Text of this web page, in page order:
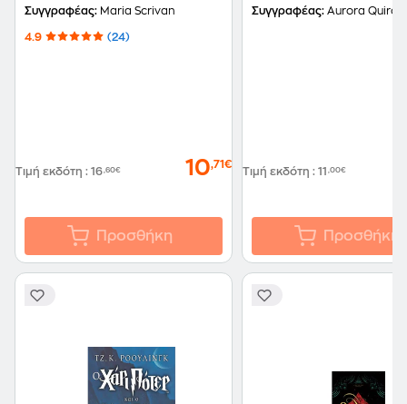
Συγγραφέας: Maria Scrivan
4.9 (24)
Τιμή εκδότη : 16,60€ 10,71€
Προσθήκη
Συγγραφέας: Aurora Quiron
Τιμή εκδότη : 11,00€
Προσθήκη